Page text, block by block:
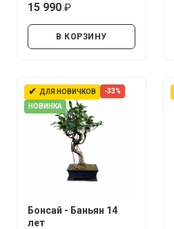
15 990
В КОРЗИНУ
✔ ДЛЯ НОВИЧКОВ
-33%
НОВИНКА
Бонсай - Баньян 14
лет